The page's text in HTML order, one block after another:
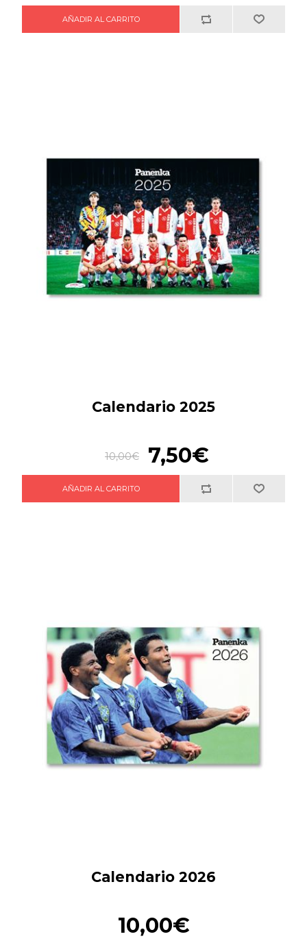
Calendario 2025
10,00€ 7,50€
Calendario 2026
10,00€